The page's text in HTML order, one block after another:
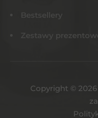
Bestsellery
Zestawy
Copyright © 2026